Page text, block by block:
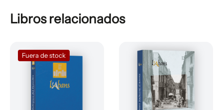
Libros relacionados
Fuera de stock